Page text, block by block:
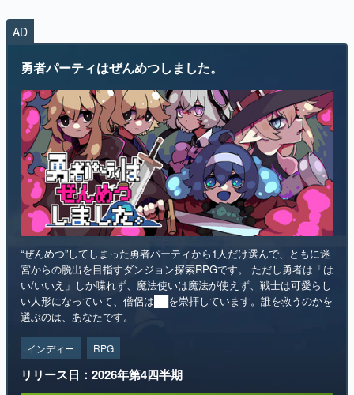
AD
勇者パーティはぜんめつしました。
“ぜんめつ”してしまった勇者パーティから1人だけ選んで、ともに迷
宮からの脱出を目指すダンジョン探索RPGです。 ただし勇者は「は
い/いいえ」しか喋れず、魔法使いは魔法が使えず、戦士は可愛らし
い人形になっていて、僧侶は██を崇拝しています。誰を救うのかを
選ぶのは、あなたです。
インディー RPG
リリース日：2026年第4四半期